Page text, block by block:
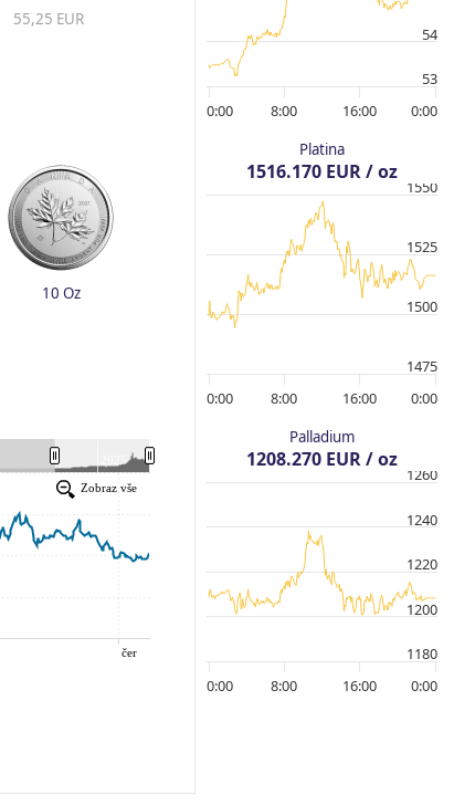
55,25 EUR
10 Oz
0:00 8:00 16:00 0:00
53
54
Platina
1516.170 EUR / oz
0:00 8:00 16:00 0:00
1475
1500
1525
1550
Palladium
1208.270 EUR / oz
0:00 8:00 16:00 0:00
1180
1200
1220
1240
1260